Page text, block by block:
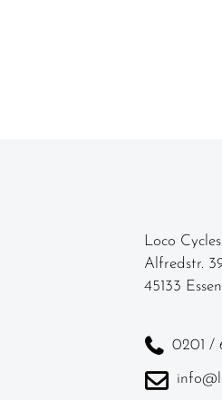
Loco
Alfredstr.
45133 Essen
0201 /